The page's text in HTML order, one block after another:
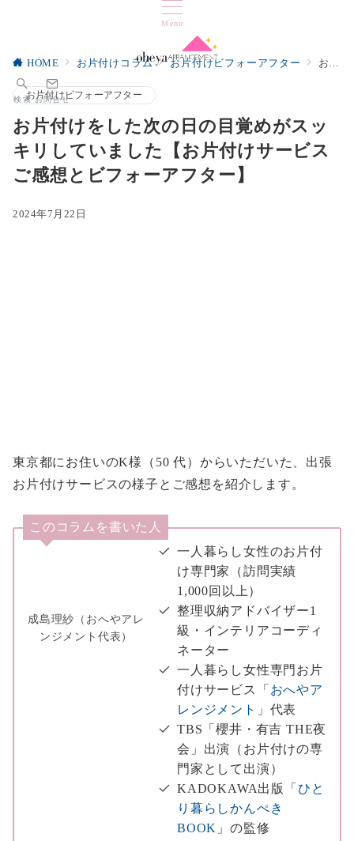
Menu
検索 お問合せ
HOME お片付けコラム お片付けビフォーアフター お片付けをした次の日の目覚めがスッキリしていました【お片付けサービスご感想とビフォーアフター】
お片付けビフォーアフター
お片付けをした次の日の目覚めがスッ
キリしていました【お片付けサービス
ご感想とビフォーアフター】
2024年7月22日
東京都にお住いのK様（50 代）からいただいた、出張
お片付けサービスの様子とご感想を紹介します。
このコラムを書いた人
成島理紗（おへやアレ
ンジメント代表）
一人暮らし女性のお片付
け専門家（訪問実績
1,000回以上）
整理収納アドバイザー1
級・インテリアコーディ
ネーター
一人暮らし女性専門お片
付けサービス「 おへやア
レンジメント
」代表
TBS「櫻井・有吉 THE夜
会」出演（お片付けの専
門家として出演）
KADOKAWA出版「 ひと
り暮らしかんぺき
BOOK 」の監修